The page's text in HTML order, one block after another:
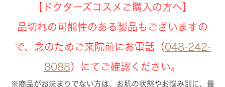
【ドクターズコスメご購入の方へ】
品切れの可能性のある製品もございますの
で、念のためご来院前にお電話（ 048-242-
8088 ）にてご確認ください。
※商品がお決まりでない方は、お肌の状態やお悩み別に、最